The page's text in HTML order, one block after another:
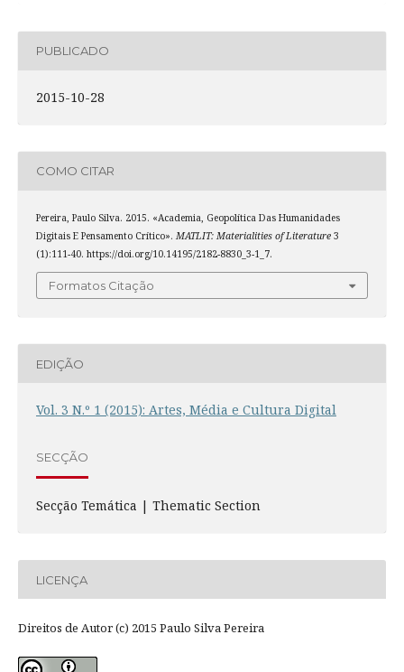
PUBLICADO
2015-10-28
COMO CITAR
Pereira, Paulo Silva. 2015. «Academia, Geopolítica Das Humanidades
Digitais E Pensamento Crítico». MATLIT: Materialities of Literature3
(1):111-40. https://doi.org/10.14195/2182-8830_3-1_7.
Formatos Citação
EDIÇÃO
Vol. 3 N.º 1 (2015): Artes, Média e Cultura Digital
SECÇÃO
Secção Temática | Thematic Section
LICENÇA
Direitos de Autor (c) 2015 Paulo Silva Pereira